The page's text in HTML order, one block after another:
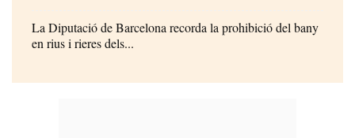
La Diputació de Barcelona recorda la prohibició del bany
en rius i rieres dels...